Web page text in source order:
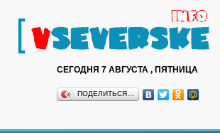
СЕГОДНЯ 7 АВГУСТА , ПЯТНИЦА
ПОДЕЛИТЬСЯ…